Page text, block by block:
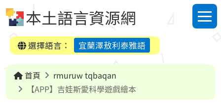
本土語言資源網
選單
選擇語言：
宜蘭澤敖利泰雅語
首頁
rmuruw tqbaqan
【APP】吉娃斯愛科學遊戲繪本